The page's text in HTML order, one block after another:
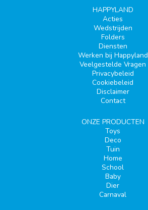
HAPPYLAND
Acties
Wedstrijden
Folders
Diensten
Werken bij Happyland
Veelgestelde Vragen
Privacybeleid
Cookiebeleid
Disclaimer
Contact
ONZE PRODUCTEN
Toys
Deco
Tuin
Home
School
Baby
Dier
Carnaval